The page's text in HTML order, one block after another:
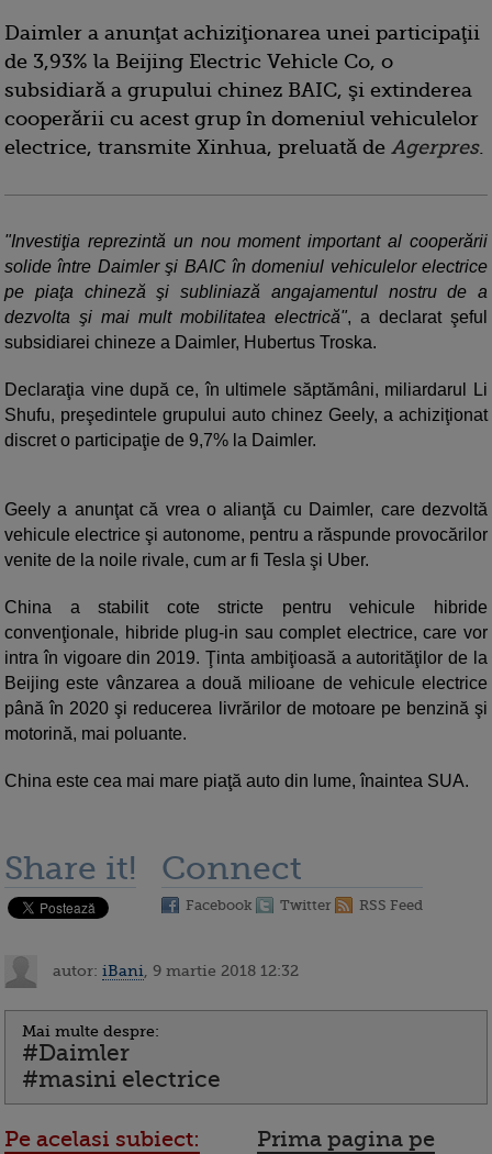
Daimler a anunţat achiziţionarea unei participaţii
de 3,93% la Beijing Electric Vehicle Co, o
subsidiară a grupului chinez BAIC, şi extinderea
cooperării cu acest grup în domeniul vehiculelor
electrice, transmite Xinhua, preluată de Agerpres.
"Investiţia reprezintă un nou moment important al cooperării
solide între Daimler şi BAIC în domeniul vehiculelor electrice
pe piaţa chineză şi subliniază angajamentul nostru de a
dezvolta şi mai mult mobilitatea electrică", a declarat şeful
subsidiarei chineze a Daimler, Hubertus Troska.
Declaraţia vine după ce, în ultimele săptămâni, miliardarul Li
Shufu, preşedintele grupului auto chinez Geely, a achiziţionat
discret o participaţie de 9,7% la Daimler.
Geely a anunţat că vrea o alianţă cu Daimler, care dezvoltă
vehicule electrice şi autonome, pentru a răspunde provocărilor
venite de la noile rivale, cum ar fi Tesla şi Uber.
China a stabilit cote stricte pentru vehicule hibride
convenţionale, hibride plug-in sau complet electrice, care vor
intra în vigoare din 2019. Ţinta ambiţioasă a autorităţilor de la
Beijing este vânzarea a două milioane de vehicule electrice
până în 2020 şi reducerea livrărilor de motoare pe benzină şi
motorină, mai poluante.
China este cea mai mare piaţă auto din lume, înaintea SUA.
Share it! Connect
Facebook Twitter RSS Feed
autor: iBani , 9 martie 2018 12:32
Mai multe despre:
#Daimler
#masini electrice
Pe acelasi subiect:
Prima pagina pe